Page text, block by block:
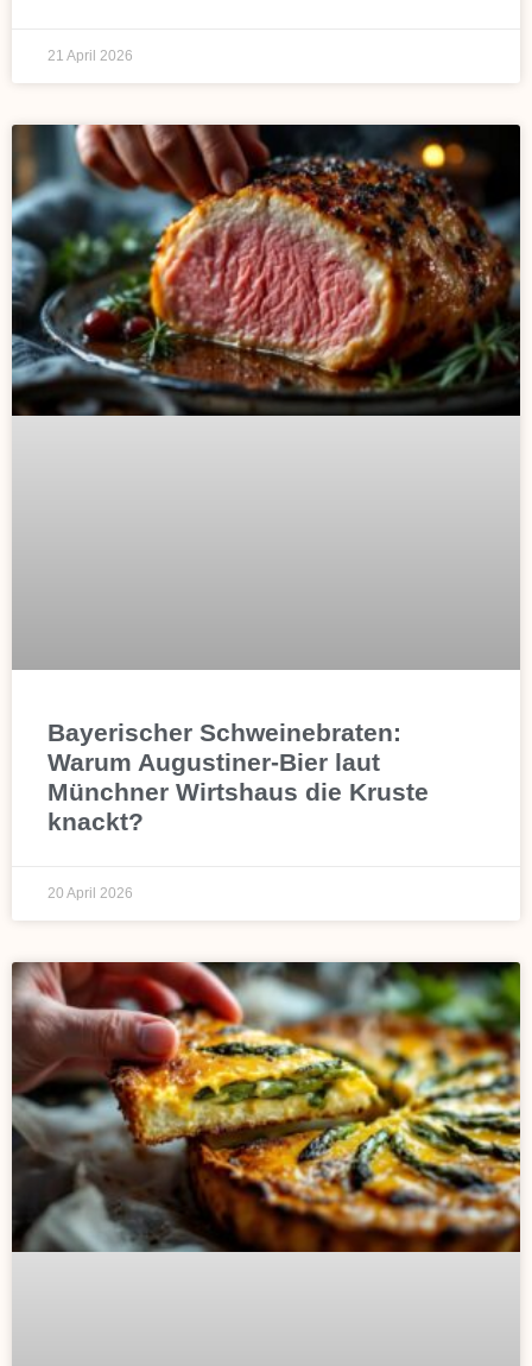
21 April 2026
Bayerischer Schweinebraten:
Warum Augustiner-Bier laut
Münchner Wirtshaus die Kruste
knackt?
20 April 2026